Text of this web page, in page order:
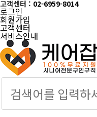
고객센터 : 02-6959-8014
로그인
회원가입
고객센터
서비스안내